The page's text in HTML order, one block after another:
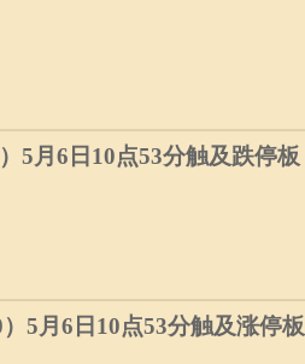
5月6日10点53分触及跌停板
5月6日10点53分触及涨停板